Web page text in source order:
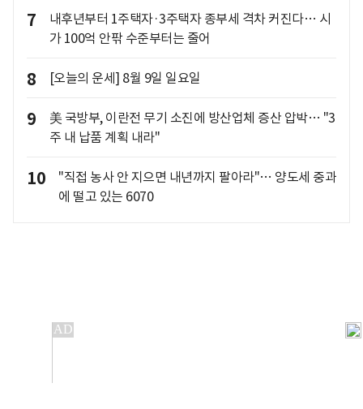
7
내후년부터 1주택자·3주택자 종부세 격차 커진다… 시
가 100억 안팎 수준부터는 줄어
8 [오늘의 운세] 8월 9일 일요일
9
美 국방부, 이란전 무기 소진에 방산업체 증산 압박… "3
주 내 납품 계획 내라"
10
"직접 농사 안 지으면 내년까지 팔아라"… 양도세 중과
에 떨고 있는 6070